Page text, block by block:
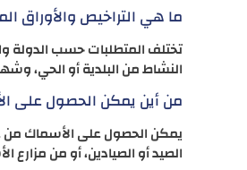
ما هي التراخيص والأوراق
تختلف المتطلبات حسب الدولة
النشاط من البلدية أو الحي،
من أين يمكن الحصول على
يمكن الحصول على الأسماك من
الصيد أو الصيادين، أو من